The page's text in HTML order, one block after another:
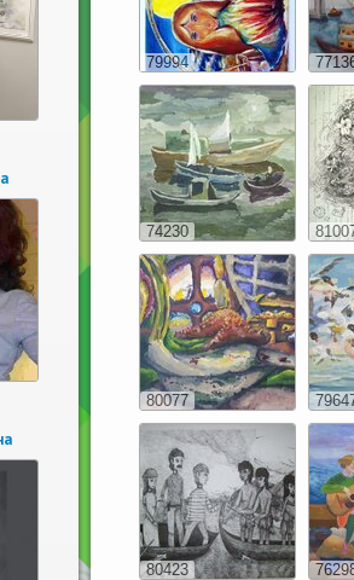
79994
74230
80077
80423